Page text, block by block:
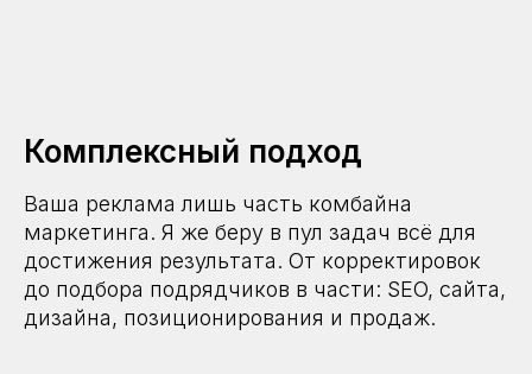
Комплексный подход
Ваша реклама лишь часть комбайна
маркетинга. Я же беру в пул задач всё для
достижения результата. От корректировок
до подбора подрядчиков в части: SEO, сайта,
дизайна, позиционирования и продаж.